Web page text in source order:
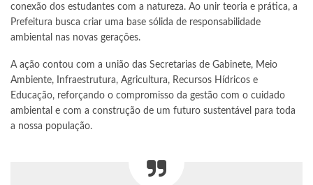
conexão dos estudantes com a natureza. Ao unir teoria e prática, a
Prefeitura busca criar uma base sólida de responsabilidade
ambiental nas novas gerações.
A ação contou com a união das Secretarias de Gabinete, Meio
Ambiente, Infraestrutura, Agricultura, Recursos Hídricos e
Educação, reforçando o compromisso da gestão com o cuidado
ambiental e com a construção de um futuro sustentável para toda
a nossa população.